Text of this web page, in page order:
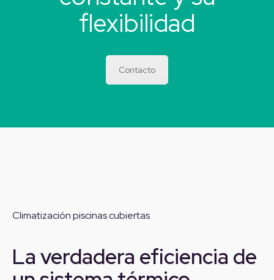
flexibilidad
Contacto
Climatización piscinas cubiertas
La verdadera eficiencia de